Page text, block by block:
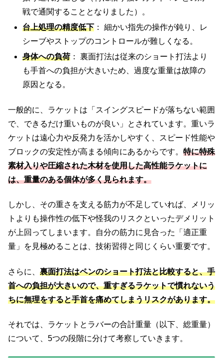
戦で通関することとなりました）。
台上処理の精度低下 ： 細かい指先の操作が鈍り、レ
シーブやストップのコントロールが難しくなる。
身体への負荷 ： 裏面打法は従来のショート打法より
も手首への負担が大きいため、過度な重量は故障の
原因となる。
一般的に、ラケットは「スイングスピードが落ちない範囲
で、できるだけ重いものが良い」とされています。重いラ
ケットは遠心力や反発力を活かしやすく、スピード性能や
ブロックの安定性が高まる傾向にあるからです。 特に特殊
素材入りや圧縮された木材を使用した高性能ラケットに
は、重量のある個体が多く見られます。
しかし、その重さを支える筋力が不足していれば、メリッ
トよりも操作性の低下や怪我のリスクといったデメリット
が上回ってしまいます。自分の筋力に見合った「適正重
量」を見極めることは、技術習得と同じくらい重要です。
さらに、 裏面打法はペンのショート打法と比較すると、手
首への負担が大きいので、重すぎるラケットで慣れないう
ちに無理をすると手首を痛めてしまうリスクがあります。
それでは、ラケットとラバーの合計重量（以下、総重量）
について、5つの段階に分けて考察していきます。